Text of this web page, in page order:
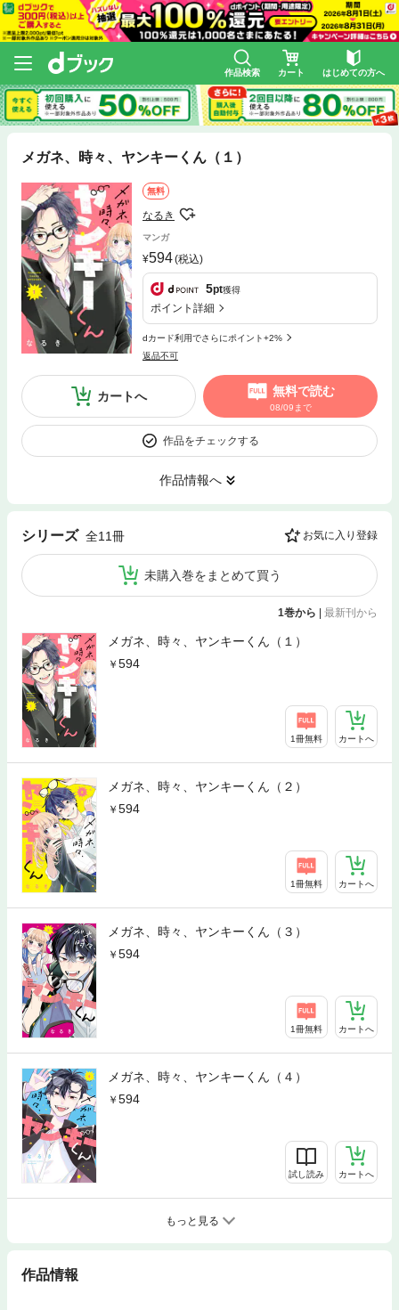
作品検索 カート はじめての方へ
メガネ、時々、ヤンキーくん（１）
無料
なるき
マンガ
594(税込)
5pt獲得
ポイント詳細
dカード利用でさらにポイント+2%
返品不可
カートへ 無料で読む
08/09まで
作品をチェックする
作品情報へ
シリーズ 全11冊 お気に入り登録
未購入巻をまとめて買う
1巻から 最新刊から
メガネ、時々、ヤンキーくん（１）
594
1冊無料 カートへ
メガネ、時々、ヤンキーくん（２）
594
1冊無料 カートへ
メガネ、時々、ヤンキーくん（３）
594
1冊無料 カートへ
メガネ、時々、ヤンキーくん（４）
594
試し読み カートへ
もっと見る
作品情報